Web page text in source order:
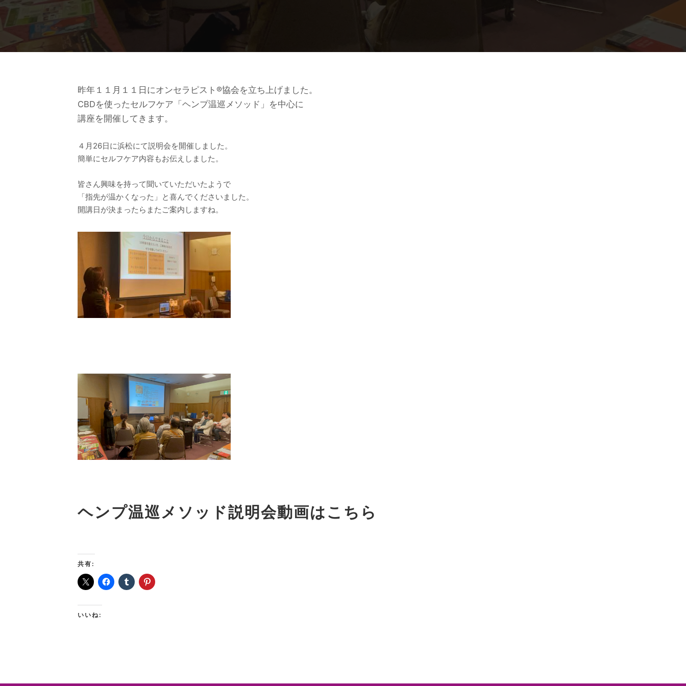
昨年１１月１１日にオンセラピスト®協会を立ち上げました。
CBDを使ったセルフケア「ヘンプ温巡メソッド」を中心に
講座を開催してきます。
４月26日に浜松にて説明会を開催しました。
簡単にセルフケア内容もお伝えしました。
皆さん興味を持って聞いていただいたようで
「指先が温かくなった」と喜んでくださいました。
開講日が決まったらまたご案内しますね。
ヘンプ温巡メソッ ド説明会動画はこちら
共有:
いいね: